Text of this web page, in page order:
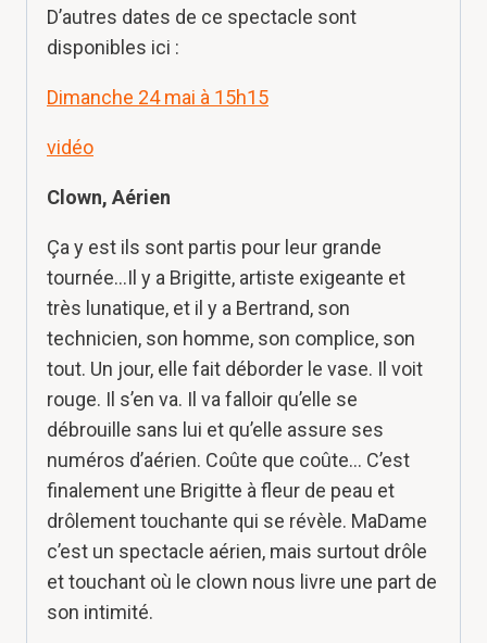
D’autres dates de ce spectacle sont
disponibles ici :
Dimanche 24 mai à 15h15
vidéo
Clown, Aérien
Ça y est ils sont partis pour leur grande
tournée…Il y a Brigitte, artiste exigeante et
très lunatique, et il y a Bertrand, son
technicien, son homme, son complice, son
tout. Un jour, elle fait déborder le vase. Il voit
rouge. Il s’en va. Il va falloir qu’elle se
débrouille sans lui et qu’elle assure ses
numéros d’aérien. Coûte que coûte… C’est
finalement une Brigitte à fleur de peau et
drôlement touchante qui se révèle. MaDame
c’est un spectacle aérien, mais surtout drôle
et touchant où le clown nous livre une part de
son intimité.